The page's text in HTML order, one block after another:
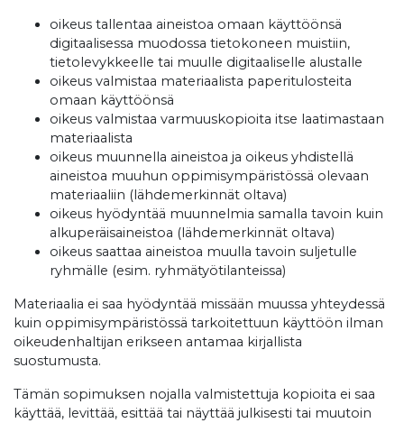
oikeus tallentaa aineistoa omaan käyttöönsä
digitaalisessa muodossa tietokoneen muistiin,
tietolevykkeelle tai muulle digitaaliselle alustalle
oikeus valmistaa materiaalista paperitulosteita
omaan käyttöönsä
oikeus valmistaa varmuuskopioita itse laatimastaan
materiaalista
oikeus muunnella aineistoa ja oikeus yhdistellä
aineistoa muuhun oppimisympäristössä olevaan
materiaaliin (lähdemerkinnät oltava)
oikeus hyödyntää muunnelmia samalla tavoin kuin
alkuperäisaineistoa (lähdemerkinnät oltava)
oikeus saattaa aineistoa muulla tavoin suljetulle
ryhmälle (esim. ryhmätyötilanteissa)
Materiaalia ei saa hyödyntää missään muussa yhteydessä
kuin oppimisympäristössä tarkoitettuun käyttöön ilman
oikeudenhaltijan erikseen antamaa kirjallista
suostumusta.
Tämän sopimuksen nojalla valmistettuja kopioita ei saa
käyttää, levittää, esittää tai näyttää julkisesti tai muutoin